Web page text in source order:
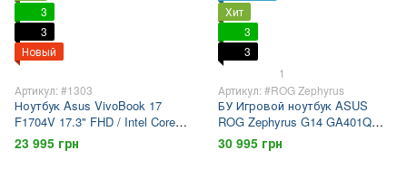
3
3
Новый
Артикул: #1303
Ноутбук Asus VivoBook 17
F1704V 17.3" FHD / Intel Core 5-
120U / 16гб DDR4 / 512гб SSD
23 995 грн
Хит
3
3
1
Артикул: #ROG Zephyrus
БУ Игровой ноутбук ASUS
ROG Zephyrus G14 GA401QM
14" FHD 144гц / Nvidia Geforce
RTX3060 / Ryzen 7-5800HS /
30 995 грн